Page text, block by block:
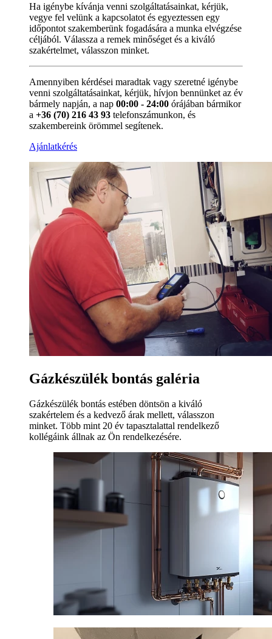
Ha igénybe kívánja venni szolgáltatásainkat, kérjük,
vegye fel velünk a kapcsolatot és egyeztessen egy
időpontot szakemberünk fogadására a munka elvégzése
céljából. Válassza a remek minőséget és a kiváló
szakértelmet, válasszon minket.
Amennyiben kérdései maradtak vagy szeretné igénybe
venni szolgáltatásainkat, kérjük, hívjon bennünket az év
bármely napján, a nap 00:00 - 24:00 órájában bármikor
a +36 (70) 216 43 93 telefonszámunkon, és
szakembereink örömmel segítenek.
Ajánlatkérés
Gázkészülék bontás galéria
Gázkészülék bontás estében döntsön a kiváló
szakértelem és a kedvező árak mellett, válasszon
minket. Több mint 20 év tapasztalattal rendelkező
kollégáink állnak az Ön rendelkezésére.